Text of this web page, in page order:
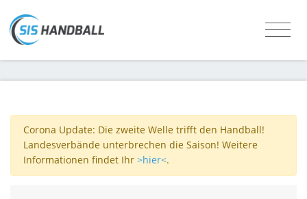
Corona Update: Die zweite Welle trifft den Handball!
Landesverbände unterbrechen die Saison! Weitere
Informationen findet Ihr >hier<.